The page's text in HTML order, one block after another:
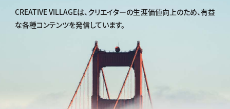
CREATIVE VILLAGEは、クリエイターの生涯価値向上のため、有益
な各種コンテンツを発信しています。